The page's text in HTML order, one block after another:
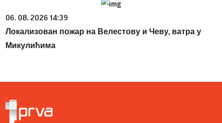
06. 08. 2026 14:39
Локализован пожар на Велестову и Чеву, ватра у
Микулићима